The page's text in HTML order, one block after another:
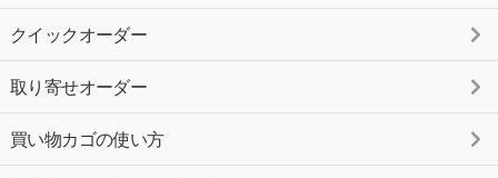
クイックオーダー
取り寄せオーダー
買い物カゴの使い方